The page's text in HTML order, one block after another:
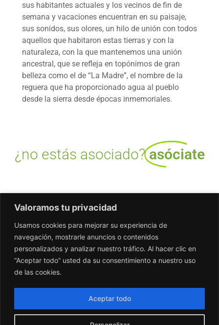
Valoramos tu privacidad
Usamos cookies para mejorar su experiencia de
navegación, mostrarle anuncios o contenidos
personalizados y analizar nuestro tráfico. Al hacer clic en
“Aceptar todo” usted da su consentimiento a nuestro uso
de las cookies.
Aceptar todo
sus habitantes actuales y los vecinos de fin de
semana y vacaciones encuentran en su paisaje,
sus sonidos, sus olores, un hilo de unión con todos
aquellos que habitaron estas tierras y con la
naturaleza, con la que mantenemos una unión
ancestral, que se refleja en topónimos de gran
belleza como el de “La Madre”, el nombre de la
reguera que ha proporcionado agua al pueblo
desde la sierra desde épocas inmemoriales.
¿no estás asociado? asóciate